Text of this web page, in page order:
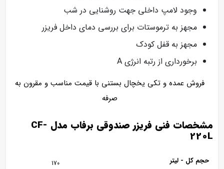
وجود لامپ داخلی جهت روشنایی در شب
مجهز به ترموستات برای بررسی دمای داخل فریزر
مجهز به قفل کودک
برخورداری از رتبه انرژی A
فروش عمده و تکی یخچال بستنی با قیمت مناسب و مقرون به
صرفه
مشخصات فنی فریزر صندوقی برفاب مدل CF-
220L
حجم کل - لیتر 170